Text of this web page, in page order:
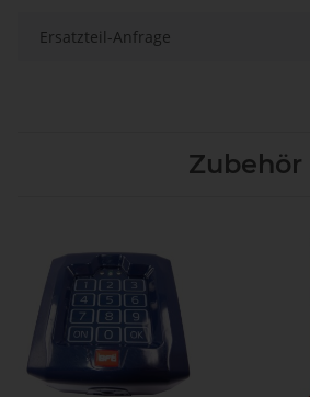
Ersatzteil-Anfrage
Zubehör